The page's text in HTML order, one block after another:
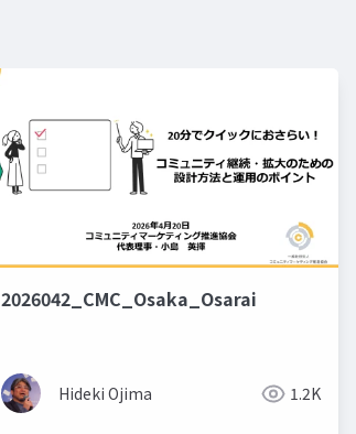
2026042_CMC_Osaka_Osarai
Hideki Ojima 1.2K